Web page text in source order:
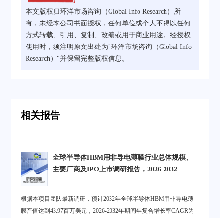
本文版权归环洋市场咨询（Global Info Research）所
有，未经本公司书面授权，任何单位或个人不得以任何
方式转载、引用、复制、改编或用于商业用途。经授权
使用时，须注明原文出处为"环洋市场咨询（Global Info
Research）"并保留完整版权信息。
相关报告
全球半导体HBM用非导电薄膜行业总体规模、
主要厂商及IPO上市调研报告，2026-2032
根据本项目团队最新调研，预计2032年全球半导体HBM用非导电薄
膜产值达到43.97百万美元，2026-2032年期间年复合增长率CAGR为